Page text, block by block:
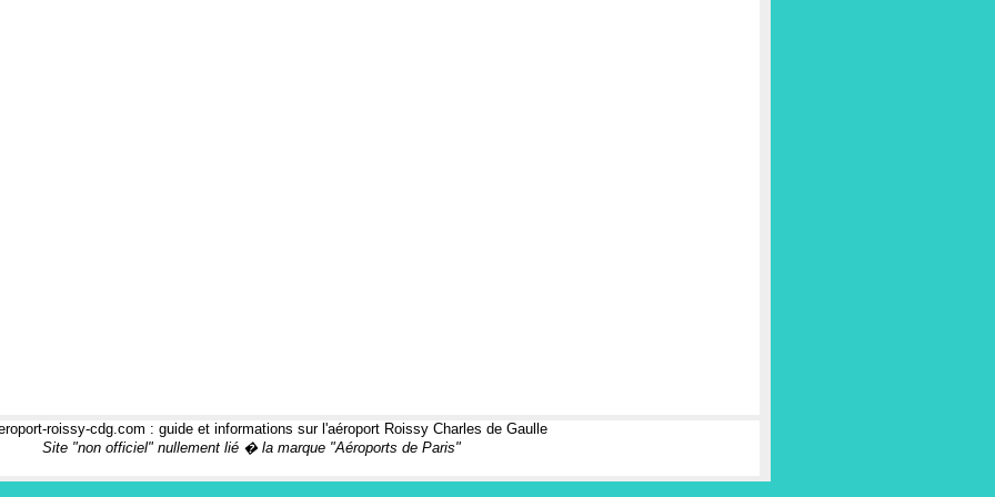
roissy-cdg.com : guide et informations sur l'aéroport Roissy Charles de Gaulle
Site "non officiel" nullement lié � la marque "Aéroports de Paris"